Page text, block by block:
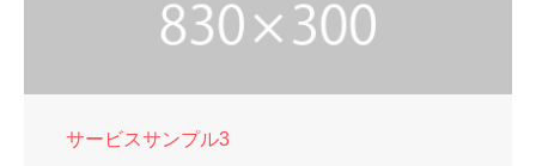
サービスサンプル3